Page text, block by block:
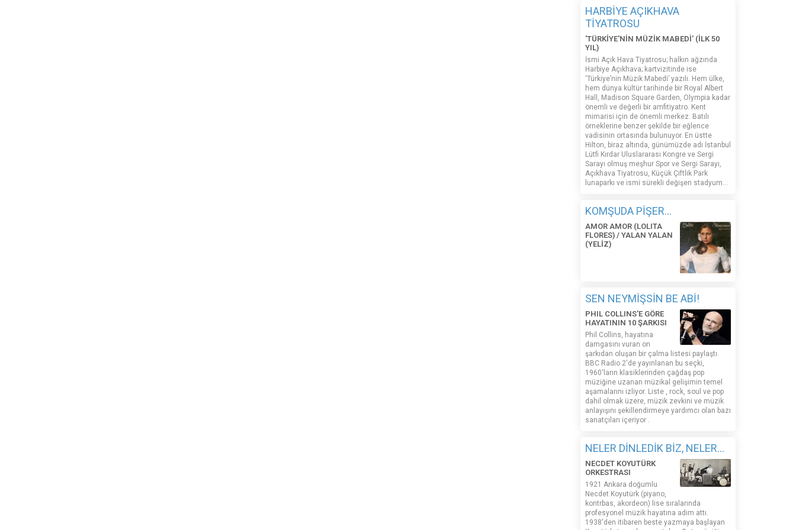
HARBİYE AÇIKHAVA
TİYATROSU
'TÜRKİYE'NİN MÜZİK MABEDİ' (İLK 50
YIL)
İsmi Açık Hava Tiyatrosu; halkın ağzında
Harbiye Açıkhava; kartvizitinde ise
‘Türkiye’nin Müzik Mabedi’ yazılı. Hem ülke,
hem dünya kültür tarihinde bir Royal Albert
Hall, Madison Square Garden, Olympia kadar
önemli ve değerli bir amfitiyatro. Kent
mimarisi için de önemli merkez. Batılı
örneklerine benzer şekilde bir eğlence
vadisinin ortasında bulunuyor. En üstte
Hilton, biraz altında, günümüzde adı İstanbul
Lütfi Kırdar Uluslararası Kongre ve Sergi
Sarayı olmuş meşhur Spor ve Sergi Sarayı,
Açıkhava Tiyatrosu, Küçük Çiftlik Park
lunaparkı ve ismi sürekli değişen stadyum…
KOMŞUDA PİŞER...
AMOR AMOR (LOLITA
FLORES) / YALAN YALAN
(YELİZ)
SEN NEYMİŞSİN BE ABİ!
PHIL COLLINS'E GÖRE
HAYATININ 10 ŞARKISI
Phil Collins, hayatına
damgasını vuran on
şarkıdan oluşan bir çalma listesi paylaştı.
BBC Radio 2'de yayınlanan bu seçki,
1960'ların klasiklerinden çağdaş pop
müziğine uzanan müzikal gelişimin temel
aşamalarını izliyor. Liste , rock, soul ve pop
dahil olmak üzere, müzik zevkini ve müzik
anlayışını şekillendirmeye yardımcı olan bazı
sanatçıları içeriyor .
NELER DİNLEDİK BİZ, NELER...
NECDET KOYUTÜRK
ORKESTRASI
1921 Ankara doğumlu
Necdet Koyutürk (piyano,
kontrbas, akordeon) lise sıralarında
profesyonel müzik hayatına adım attı.
1938'den itibaren beste yazmaya başlayan